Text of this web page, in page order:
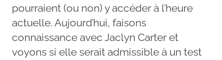
pourraient (ou non) y accéder à l’heure
actuelle. Aujourd’hui, faisons
connaissance avec Jaclyn Carter et
voyons si elle serait admissible à un test